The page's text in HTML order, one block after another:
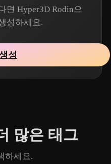
면 Hyper3D Rodin으
성하세요.
성
많은 태그
하세요.